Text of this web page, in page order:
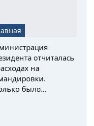
отчиталась
на
было…